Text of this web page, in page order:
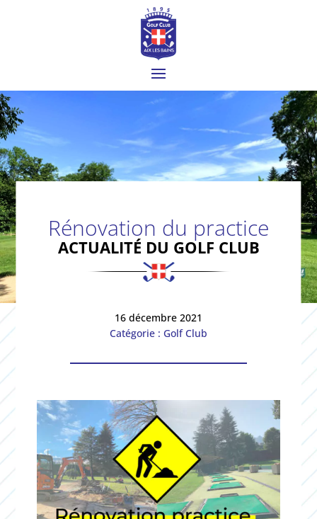
Rénovation du practice
ACTUALITÉ DU GOLF CLUB
16 décembre 2021
Catégorie : Golf Club